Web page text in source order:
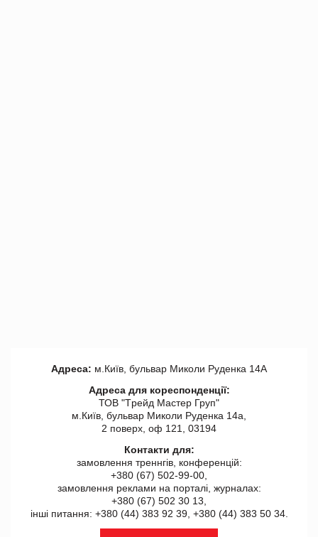
Адреса: м.Київ, бульвар Миколи Руденка 14А
Адреса для кореспонденції:
ТОВ "Tрейд Мастер Груп"
м.Київ, бульвар Миколи Руденка 14а,
2 поверх, оф 121, 03194
Контакти для:
замовлення треннгів, конференцій:
+380 (67) 502-99-00,
замовлення реклами на порталі, журналах:
+380 (67) 502 30 13,
інші питання: +380 (44) 383 92 39, +380 (44) 383 50 34.